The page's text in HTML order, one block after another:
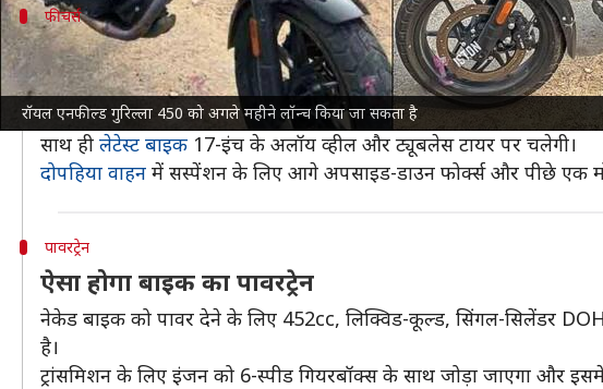
रॉयल एनफील्ड गुरिल्ला 450 को अगले महीने लॉन्च किया जा सकता है
फीचर्स
इन सुविधाओं के साथ आएगी गुरिल्ला
नई गुरिल्ला 450 में सिंगल-पीस सीट की सुविधा के अलावा ब्लूटूथ कनेक्टिविटी
एग्जॉस्ट होगा।
साथ ही लेटेस्ट बाइक 17-इंच के अलॉय व्हील और ट्यूबलेस टायर पर चलेगी।
दोपहिया वाहन में सस्पेंशन के लिए आगे अपसाइड-डाउन फोर्क्स और पीछे एक
पावरट्रेन
ऐसा होगा बाइक का पावरट्रेन
नेकेड बाइक को पावर देने के लिए 452cc, लिक्विड-कूल्ड, सिंगल-सिलेंडर
है।
ट्रांसमिशन के लिए इंजन को 6-स्पीड गियरबॉक्स के साथ जोड़ा जाएगा और